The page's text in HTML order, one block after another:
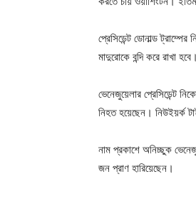
প্রেসিডেন্ট ডোনাল্ড
মাদুরোকে বন্দি করে রাখা হবে।
ভেনেজুয়েলার প্রেসিডেন্ট
নিহত হয়েছেন। নিউইয়র্ক
নাম প্রকাশে অনিচ্ছুক
জন প্রাণ হারিয়েছেন।